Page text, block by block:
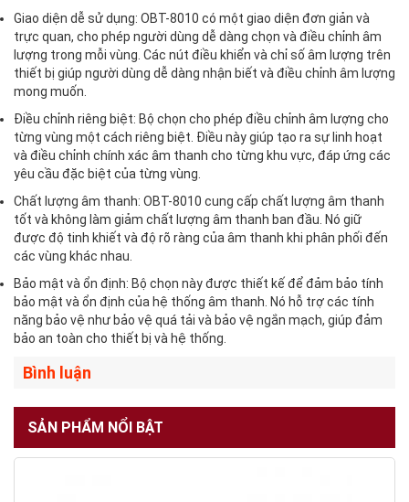
Giao diện dễ sử dụng: OBT-8010 có một giao diện đơn giản và
trực quan, cho phép người dùng dễ dàng chọn và điều chỉnh âm
lượng trong mỗi vùng. Các nút điều khiển và chỉ số âm lượng trên
thiết bị giúp người dùng dễ dàng nhận biết và điều chỉnh âm lượng
mong muốn.
Điều chỉnh riêng biệt: Bộ chọn cho phép điều chỉnh âm lượng cho
từng vùng một cách riêng biệt. Điều này giúp tạo ra sự linh hoạt
và điều chỉnh chính xác âm thanh cho từng khu vực, đáp ứng các
yêu cầu đặc biệt của từng vùng.
Chất lượng âm thanh: OBT-8010 cung cấp chất lượng âm thanh
tốt và không làm giảm chất lượng âm thanh ban đầu. Nó giữ
được độ tinh khiết và độ rõ ràng của âm thanh khi phân phối đến
các vùng khác nhau.
Bảo mật và ổn định: Bộ chọn này được thiết kế để đảm bảo tính
bảo mật và ổn định của hệ thống âm thanh. Nó hỗ trợ các tính
năng bảo vệ như bảo vệ quá tải và bảo vệ ngắn mạch, giúp đảm
bảo an toàn cho thiết bị và hệ thống.
Bình luận
SẢN PHẨM NỔI BẬT